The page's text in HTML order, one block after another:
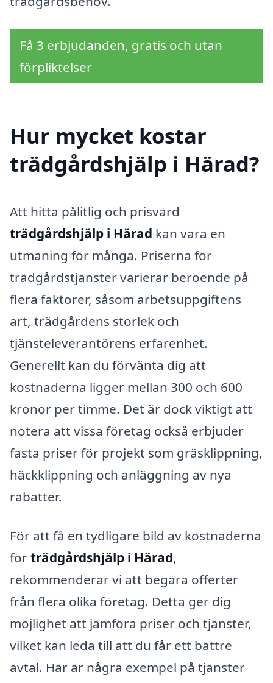
Få 3 erbjudanden, gratis och utan
förpliktelser
Hur mycket kostar
trädgårdshjälp i Härad?
Att hitta pålitlig och prisvärd
trädgårdshjälp i Härad kan vara en
utmaning för många. Priserna för
trädgårdstjänster varierar beroende på
flera faktorer, såsom arbetsuppgiftens
art, trädgårdens storlek och
tjänsteleverantörens erfarenhet.
Generellt kan du förvänta dig att
kostnaderna ligger mellan 300 och 600
kronor per timme. Det är dock viktigt att
notera att vissa företag också erbjuder
fasta priser för projekt som gräsklippning,
häckklippning och anläggning av nya
rabatter.
För att få en tydligare bild av kostnaderna
förträdgårdshjälp i Härad,
rekommenderar vi att begära offerter
från flera olika företag. Detta ger dig
möjlighet att jämföra priser och tjänster,
vilket kan leda till att du får ett bättre
avtal. Här är några exempel på tjänster